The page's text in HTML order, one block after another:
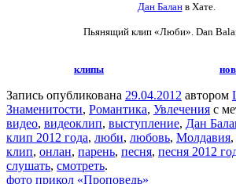
Дан Баланв Хате.
Пьянящий клип «Люби». Dan
клипы
Запись опубликована 29.04.2012 автором
Знаменитости, Романтика, Увлечения с
видео, видеоклип, выступление, Дан
клип 2012 года, люби, любовь, Молдавия,
клип, онлан, парень, песня, песня 2012
слушать, смотреть.
фото прикол «Проповедь»